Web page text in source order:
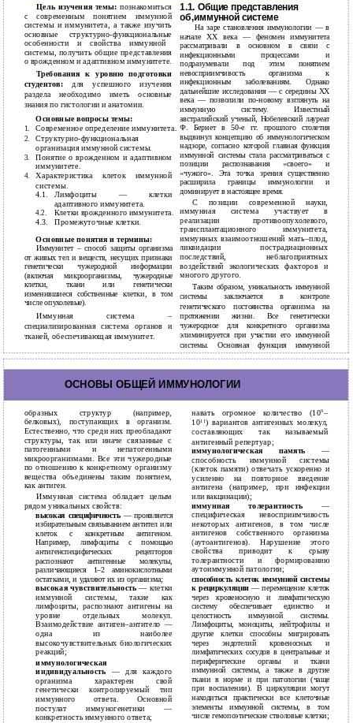
Цель изучения темы:познакомиться
с современным понятием иммунной
системы и иммунитета, а также изучить
основные структурно-функциональные
особенности и свойства иммунной
системы, получить общие представления
о врожденном и адаптивном иммунитете.
Требования к уровню подготовки
студентов:для успешного изучения
раздела необходимо иметь основные
знания по гистологии и анатомии.
Основные вопросы темы:
1. Современное определение иммунитета.
2.
Структурно-функциональная
организация иммунной системы.
3. Понятие о врожденном и адаптивном
иммунитете.
4.
Характеристика клеток иммунной
системы.
4.1.
Лимфоциты — клетки
адаптивного иммунитета.
4.2. Клетки врожденного иммунитета.
4.3.
Промежуточные клетки.
Основные понятия и термины:
Иммунитет – способ защиты организма
от живых тел и веществ, несущих признаки
генетически чужеродной информации
(включая микроорганизмы, чужеродные
клетки, ткани или генетически
изменившиеся собственные клетки, в том
числе опухолевые).
Иммунная система –
специализированная система органов и
тканей, обеспечивающая иммунитет.
1.1. Общие представления
об‚иммунной системе
На заре становления иммунологии — в
начале XX века — феномен иммунитета
рассматривали в основном в связи с
инфекционными процессами и
подразумевали под этим понятием
невосприимчивость организма к
инфекционным заболеваниям. Однако
дальнейшие исследования — с середины ХХ
века — позволили по-новому взглянуть на
иммунную систему. Известный
австралийский ученый, Нобелевский лауреат
Ф. Бернет в 50-е гг. прошлого столетия
выдвинул концепцию об иммунологическом
надзоре, согласно которой главная функция
иммунной системы стала рассматриваться с
позиции распознавания «своего» и
«чужого». Эта точка зрения существенно
расширила границы иммунологии и
доминирует в настоящее время.
С позиции современной науки,
иммунная система участвует в
реализации противоопухолевого,
трансплантационного иммунитета,
иммунных взаимоотношений мать–плод,
ликвидации пострадиационных
последствий, неблагоприятных
воздействий экологических факторов и
многого другого.
Таким образом, уникальность иммунной
системы заключается в контроле
генетического постоянства организма на
протяжении жизни. Все генетически
чужеродное для конкретного организма
элиминируется при участии его иммунной
системы. Основная функция иммунной
системы связана с распознаванием огромного
11
ОСНОВЫ ОБЩЕЙ ИММУНОЛОГИИ
образных структур (например,
белковых), поступающих в организм.
Естественно, что среди них преобладают
структуры, так или иначе связанные с
патогенными и непатогенными
микроорганизмами. Все эти чужеродные
по отношению к конкретному организму
вещества объединены таким понятием,
как антиген.
Иммунная система обладает целым
рядом уникальных свойств:
высокая специфичность — проявляется
избирательным связыванием антител или
клеток с конкретным антигеном.
Например, лимфоциты с помощью
антигенспецифических рецепторов
распознают антигенные молекулы,
различающиеся 1–2аминокислотными
остатками, и удаляют их из организма;
высокая чувствительность— клетки
иммунной системы, такие как
лимфоциты, распознают антигены на
уровне отдельных молекул.
Взаимодействие антиген–антитело —
одна из наиболее
высокочувствительных биологических
реакций;
иммунологическая
индивидуальность — для каждого
организма характерен свой
генетически контролируемый тип
иммунного ответа. Основной
постулат иммуногенетики —
конкретность иммунного ответа;
навать огромное количество (109–
1011) вариантов антигенных молекул,
составляющих так называемый
антигенный репертуар;
иммунологическая память —
способность иммунной системы
(клеток памяти) отвечать ускоренно и
усиленно на повторное введение
антигена (например, при инфекции
или вакцинации);
иммунная толерантность —
специфическая невосприимчивость
некоторых антигенов, в том числе
антигенов собственного организма
(аутоантигенов). Нарушение этого
свойства приводит к срыву
толерантности и формированию
аутоиммунной патологии;
способность клеток иммунной системы
к рециркуляции— перемещение клеток
через кровеносную и лимфатическую
систему обеспечивает единство и
целостность иммунной системы.
Лимфоциты, моноциты, нейтрофилы и
другие клетки способны мигрировать
через эндотелий кровеносных и
лимфатических сосудов в центральные и
периферические органы и ткани
иммунной системы, а также в другие
ткани в норме и при патологии (чаще
при воспалении). В циркуляции могут
находиться практически все клеточные
элементы иммунной системы, в том
числе гемопоэтические стволовые клетки;